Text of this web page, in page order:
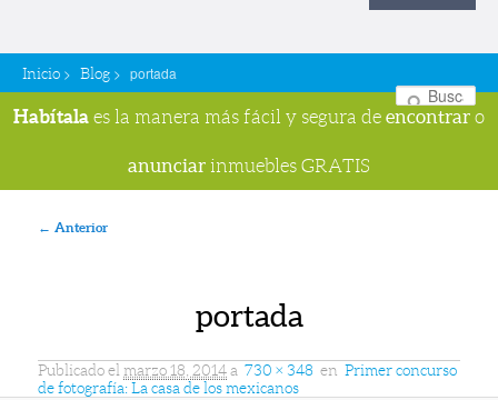
Inicio > Blog > portada
Habítala es la manera más fácil y segura de encontrar o
anunciar inmuebles GRATIS
Navegador de imágenes
← Anterior
portada
Publicado el marzo 18, 2014a 730 × 348 en Primer concurso
de fotografía: La casa de los mexicanos